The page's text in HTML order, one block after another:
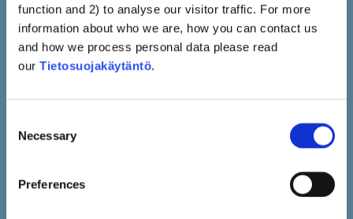
function and 2) to analyse our visitor traffic. For more
information about who we are, how you can contact us
and how we process personal data please read
our Tietosuojakäytäntö.
Selection
Necessary
Preferences
Kehonsa Ja Lastensa